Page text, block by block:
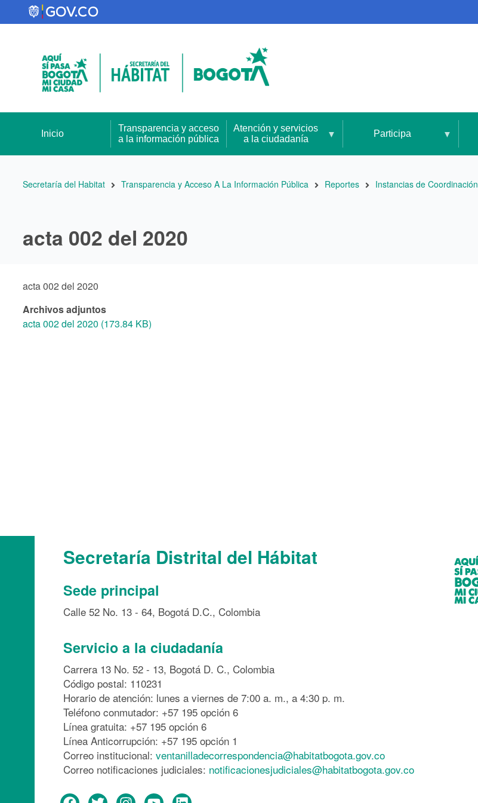
al
Inicio
Transparencia y acceso
a la información pública
Atención y servicios
a la ciudadanía
Participa
Ruta
navegación
Secretaría del Habitat Transparencia y Acceso A La Información Pública Reportes Instancias de Coordinación
acta 002 del 2020
acta 002 del 2020
Archivos adjuntos
acta 002 del 2020 (173.84 KB)
Secretaría Distrital del Hábitat
Sede principal
Calle 52 No. 13 - 64, Bogotá D.C., Colombia
Servicio a la ciudadanía
Carrera 13 No. 52 - 13, Bogotá D. C., Colombia
Código postal: 110231
Horario de atención: lunes a viernes de 7:00 a. m., a 4:30 p. m.
Teléfono conmutador: +57 195 opción 6
Línea gratuita: +57 195 opción 6
Línea Anticorrupción: +57 195 opción 1
Correo institucional:ventanilladecorrespondencia@habitatbogota.gov.co
Correo notificaciones judiciales: notificacionesjudiciales@habitatbogota.gov.co